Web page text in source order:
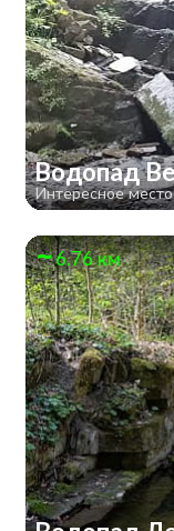
Водопад
Интересное место
6.76 км